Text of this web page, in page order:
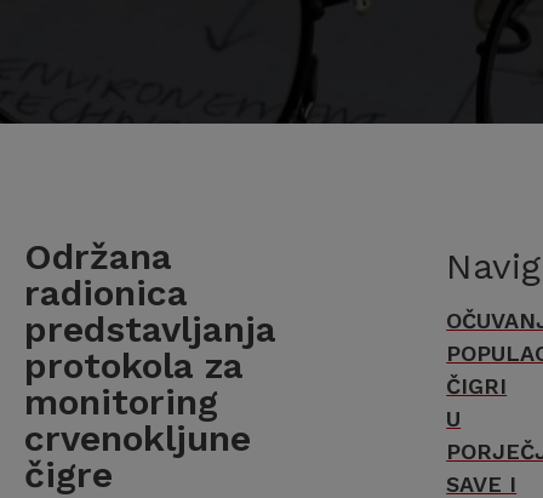
Održana
radionica
predstavljanja
protokola za
monitoring
crvenokljune
čigre
ČIGRI
U
SAVE I